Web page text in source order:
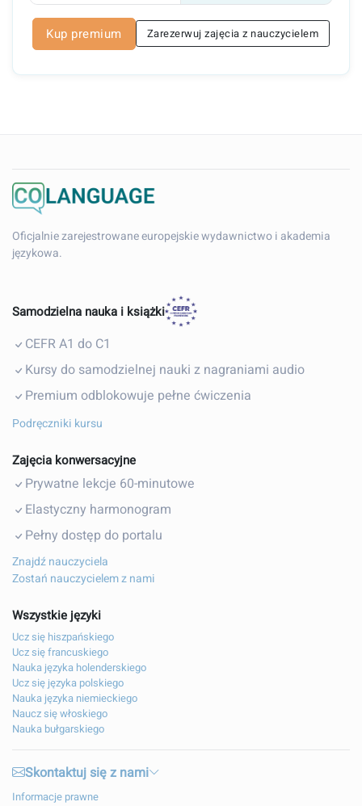
Kup premium Zarezerwuj zajęcia z nauczycielem
Oficjalnie zarejestrowane europejskie wydawnictwo i akademia
językowa.
Samodzielna nauka i książki
CEFR A1 do C1
Kursy do samodzielnej nauki z nagraniami audio
Premium odblokowuje pełne ćwiczenia
Podręczniki kursu
Zajęcia konwersacyjne
Prywatne lekcje 60-minutowe
Elastyczny harmonogram
Pełny dostęp do portalu
Znajdź nauczyciela
Zostań nauczycielem z nami
Wszystkie języki
Ucz się hiszpańskiego
Ucz się francuskiego
Nauka języka holenderskiego
Ucz się języka polskiego
Nauka języka niemieckiego
Naucz się włoskiego
Nauka bułgarskiego
Skontaktuj się z nami
Informacje prawne